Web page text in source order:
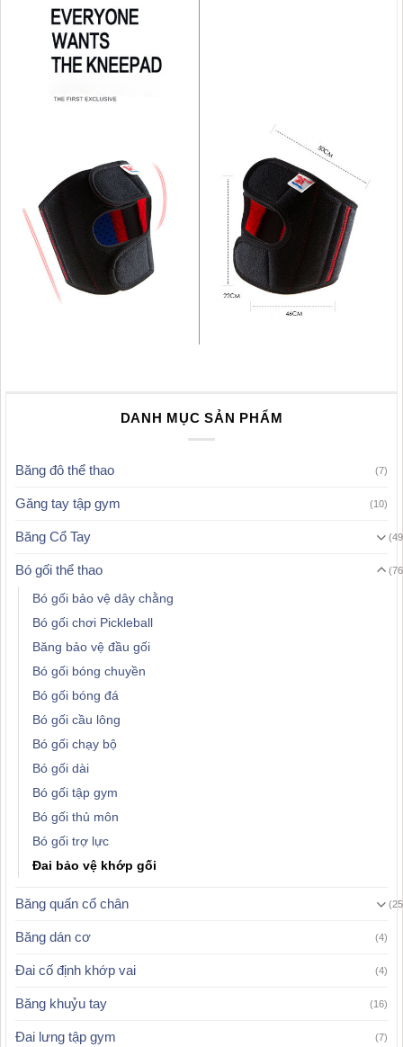
DANH MỤC SẢN PHẨM
Băng đô thể thao (7)
Găng tay tập gym (10)
Băng Cổ Tay
Bó gối thể thao
Bó gối bảo vệ dây chằng
Bó gối chơi Pickleball
Băng bảo vệ đầu gối
Bó gối bóng chuyền
Bó gối bóng đá
Bó gối cầu lông
Bó gối chạy bộ
Bó gối dài
Bó gối tập gym
Bó gối thủ môn
Bó gối trợ lực
Đai bảo vệ khớp gối
Băng quấn cổ chân
Băng dán cơ (4)
Đai cố định khớp vai (4)
Băng khuỷu tay (16)
Đai lưng tập gym (7)